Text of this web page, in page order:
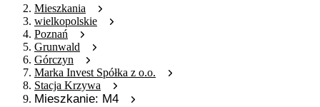
Mieszkania
wielkopolskie
Poznań
Grunwald
Górczyn
Marka Invest Spółka z o.o.
Stacja Krzywa
Mieszkanie: M4